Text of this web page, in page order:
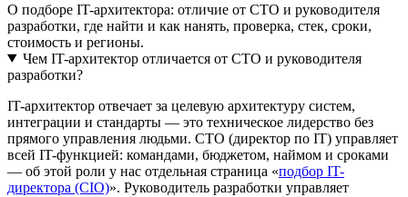
О подборе IT-архитектора: отличие от CTO и руководителя
разработки, где найти и как нанять, проверка, стек, сроки,
стоимость и регионы.
Чем IT-архитектор отличается от CTO и руководителя
разработки?
IT-архитектор отвечает за целевую архитектуру систем,
интеграции и стандарты — это техническое лидерство без
прямого управления людьми. CTO (директор по IT) управляет
всей IT-функцией: командами, бюджетом, наймом и сроками
— об этой роли у нас отдельная страница «подбор IT-
директора (CIO)». Руководитель разработки управляет